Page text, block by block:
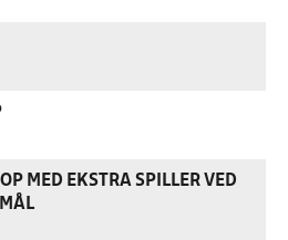
MED EKSTRA SPILLER VED